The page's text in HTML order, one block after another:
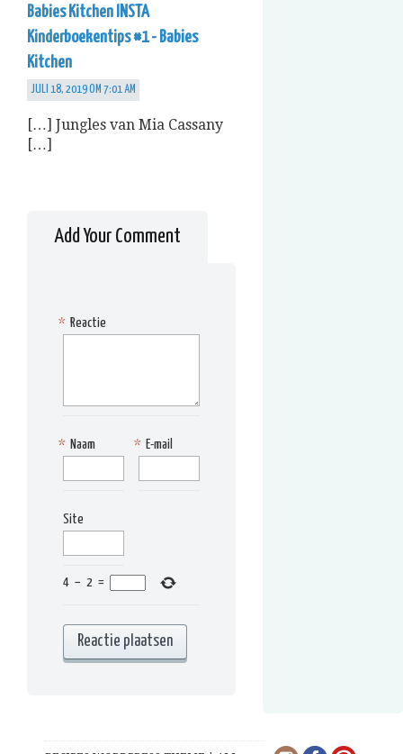
Babies Kitchen INSTA
Kinderboekentips #1 - Babies
Kitchen
JULI 18, 2019 OM 7:01 AM
[…] Jungles van Mia Cassany
[…]
Add Your Comment
Reactie
*
Naam
* E-mail
*
Site
4 − 2 =